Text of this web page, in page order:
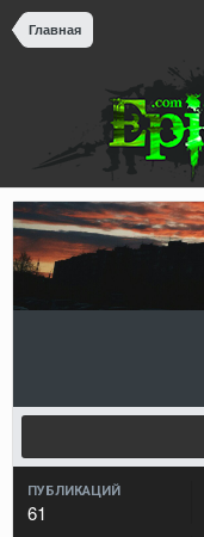
Главная
ПУБЛИКАЦИЙ
61